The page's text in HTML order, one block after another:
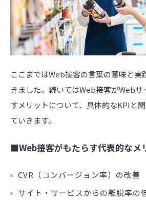
ここまではWeb接客の言葉の意味と実
きました。続いてはWeb接客がWebサ
すメリットについて、具体的なKPIと
ていきます。
■Web接客がもたらす代表的なメ
CVR（コンバージョン率）の改善
サイト・サービスからの離脱率の